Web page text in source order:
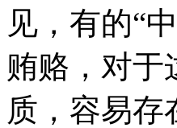
见，有的“
贿赂，对于
质，容易